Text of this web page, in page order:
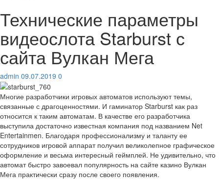
Технические параметры
видеослота Starburst с
сайта Вулкан Мега
admin 09.07.2019 0
Многие разработчики игровых автоматов используют темы,
связанные с драгоценностями. И гаминатор Starburst как раз
относится к таким автоматам. В качестве его разработчика
выступила достаточно известная компания под названием Net
Entertainmen. Благодаря профессионализму и таланту ее
сотрудников игровой аппарат получил великолепное графическое
оформление и весьма интересный геймплей. Не удивительно, что
автомат быстро завоевал популярность на сайте казино Вулкан
Мега практически сразу после своего появления.